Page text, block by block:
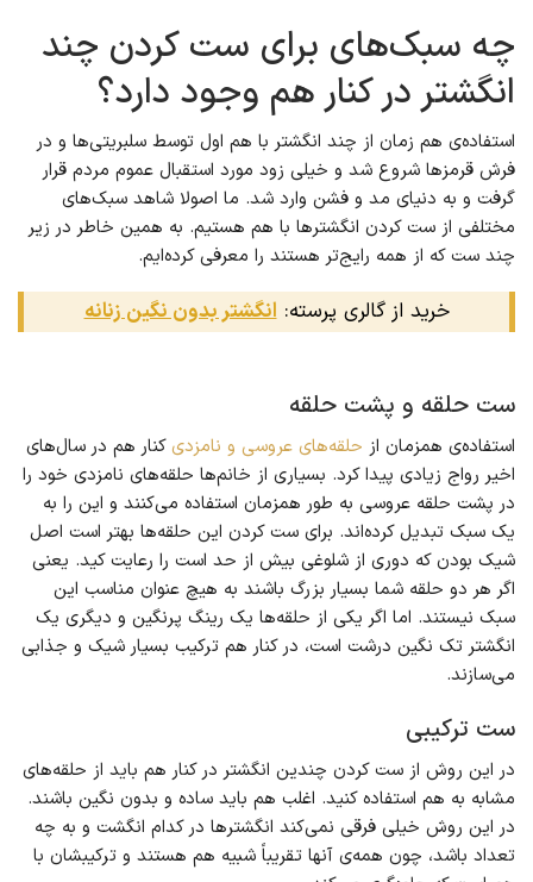
چه سبک‌های برای ست کردن چند
انگشتر در کنار هم وجود دارد؟
استفاده‌ی هم زمان از چند انگشتر با هم اول توسط سلبریتی‌ها و در
فرش قرمز‌ها شروع شد و خیلی زود مورد استقبال عموم مردم قرار
گرفت و به دنیای مد و فشن وارد شد. ما اصولا شاهد سبک‌های
مختلفی از ست کردن انگشترها با هم هستیم. به همین خاطر در زیر
چند ست که از همه رایج‌تر هستند را معرفی کرده‌ایم.
خرید از گالری پرسته:انگشتر بدون نگین زنانه
ست حلقه و پشت حلقه
استفاده‌ی همزمان از حلقه‌های عروسی و نامزدی کنار هم در سال‌های
اخیر رواج زیادی پیدا کرد. بسیاری از خانم‌ها حلقه‌های نامزدی خود را
در پشت حلقه‌ عروسی به طور همزمان استفاده می‌کنند و این را به
یک سبک تبدیل کرده‌اند. برای ست کردن این حلقه‌ها بهتر است اصل
شیک بودن که دوری از شلوغی بیش از حد است را رعایت کید. یعنی
اگر هر دو حلقه شما بسیار بزرگ باشند به هیچ عنوان مناسب این
سبک نیستند. اما اگر یکی از حلقه‌ها یک رینگ پرنگین و دیگری یک
انگشتر تک نگین درشت است، در کنار هم ترکیب بسیار شیک و جذابی
می‌سازند.
ست ترکیبی
در این روش از ست کردن چندین انگشتر در کنار هم باید از حلقه‌های
مشابه به هم استفاده کنید. اغلب هم باید ساده و بدون نگین باشند.
در این روش خیلی فرقی نمی‌کند انگشترها در کدام انگشت و به چه
تعداد باشد، چون همه‌ی آنها تقریباً شبیه هم هستند و ترکیبشان با